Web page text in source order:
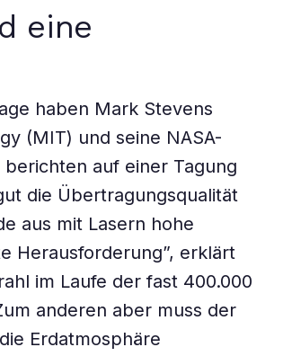
eine
haben Mark Stevens
(MIT) und seine NASA-
auf einer Tagung
die Übertragungsqualität
aus mit Lasern hohe
Herausforderung”, erklärt
im Laufe der fast 400.000
anderen aber muss der
Erdatmosphäre